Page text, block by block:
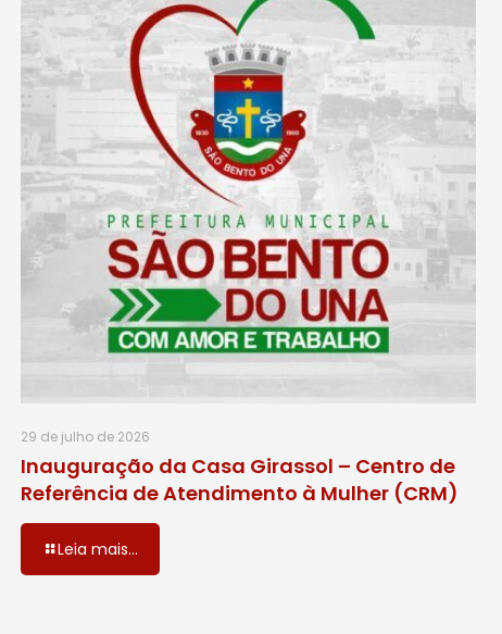
29 de julho de 2026
Inauguração da Casa Girassol – Centro de
Referência de Atendimento à Mulher (CRM)
Leia mais...